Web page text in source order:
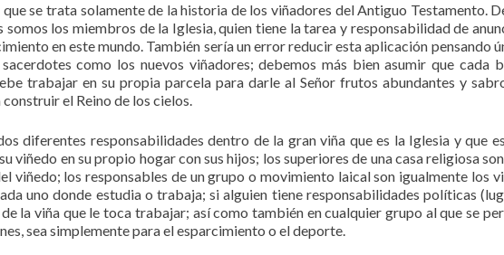
se trata solamente de la historia de los viñadores del Antiguo Testamento.
somos los miembros de la Iglesia, quien tiene la tarea y responsabilidad de
en este mundo. También sería un error reducir esta aplicación pensando
como los nuevos viñadores; debemos más bien asumir que cada
trabajar en su propia parcela para darle al Señor frutos abundantes y
el Reino de los cielos.
diferentes responsabilidades dentro de la gran viña que es la Iglesia y que
viñedo en su propio hogar con sus hijos; los superiores de una casa religiosa
viñedo; los responsables de un grupo o movimiento laical son igualmente los
uno donde estudia o trabaja; si alguien tiene responsabilidades políticas
la viña que le toca trabajar; así como también en cualquier grupo al que se
sea simplemente para el esparcimiento o el deporte.